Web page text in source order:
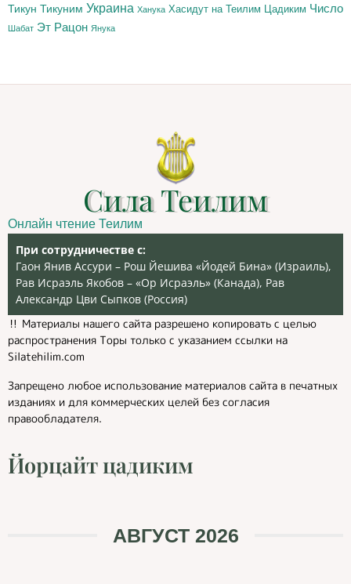
Тикун Тикуним Украина Ханука Хасидут на Теилим Цадиким Число
Шабат Эт Рацон Янука
Сила Теилим
Онлайн чтение Теилим
При сотрудничестве с:
Гаон Янив Ассури – Рош Йешива «Йодей Бина» (Израиль),
Рав Исраэль Якобов – «Ор Исраэль» (Канада), Рав
Александр Цви Сыпков (Россия)
‼️ Материалы нашего сайта разрешено копировать с целью
распространения Торы только с указанием ссылки на
Silatehilim.com
Запрещено любое использование материалов сайта в печатных
изданиях и для коммерческих целей без согласия
правообладателя.
Йорцайт цадиким
АВГУСТ 2026